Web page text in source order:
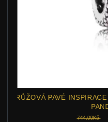
RŮŽOVÁ PAVÉ
744.00Kč